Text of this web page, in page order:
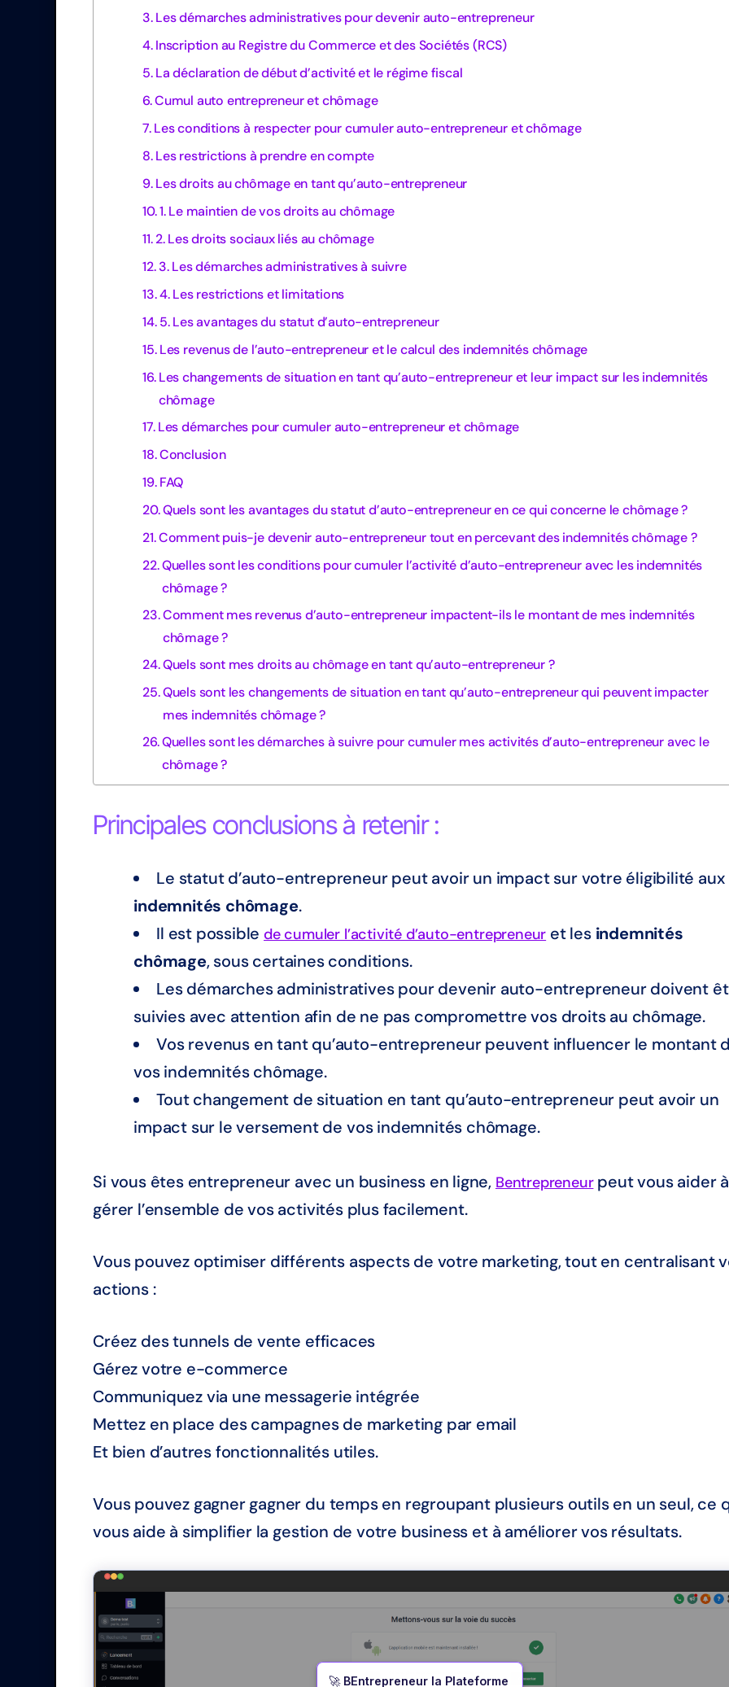
Les démarches administratives pour devenir auto-entrepreneur
Inscription au Registre du Commerce et des Sociétés (RCS)
La déclaration de début d’activité et le régime fiscal
Cumul auto entrepreneur et chômage
Les conditions à respecter pour cumuler auto-entrepreneur et chômage
Les restrictions à prendre en compte
Les droits au chômage en tant qu’auto-entrepreneur
1. Le maintien de vos droits au chômage
2. Les droits sociaux liés au chômage
3. Les démarches administratives à suivre
4. Les restrictions et limitations
5. Les avantages du statut d’auto-entrepreneur
Les revenus de l’auto-entrepreneur et le calcul des indemnités chômage
Les changements de situation en tant qu’auto-entrepreneur et leur impact sur les indemnités
chômage
Les démarches pour cumuler auto-entrepreneur et chômage
Conclusion
FAQ
Quels sont les avantages du statut d’auto-entrepreneur en ce qui concerne le chômage ?
Comment puis-je devenir auto-entrepreneur tout en percevant des indemnités chômage ?
Quelles sont les conditions pour cumuler l’activité d’auto-entrepreneur avec les indemnités
chômage ?
Comment mes revenus d’auto-entrepreneur impactent-ils le montant de mes indemnités
chômage ?
Quels sont mes droits au chômage en tant qu’auto-entrepreneur ?
Quels sont les changements de situation en tant qu’auto-entrepreneur qui peuvent impacter
mes indemnités chômage ?
Quelles sont les démarches à suivre pour cumuler mes activités d’auto-entrepreneur avec le
chômage ?
Principales conclusions à retenir :
Le statut d’auto-entrepreneur peut avoir un impact sur votre éligibilité aux
indemnités chômage.
Il est possiblede cumuler l’activité d’auto-entrepreneur et les indemnités
chômage, sous certaines conditions.
Les démarches administratives pour devenir auto-entrepreneur doivent
suivies avec attention afin de ne pas compromettre vos droits au chômage.
Vos revenus en tant qu’auto-entrepreneur peuvent influencer le montant
vos indemnités chômage.
Tout changement de situation en tant qu’auto-entrepreneur peut avoir un
impact sur le versement de vos indemnités chômage.
Si vous êtes entrepreneur avec un business en ligne, Bentrepreneurpeut vous aider à
gérer l’ensemble de vos activités plus facilement.
Vous pouvez optimiser différents aspects de votre marketing, tout en centralisant
actions :
Créez des tunnels de vente efficaces
Gérez votre e-commerce
Communiquez via une messagerie intégrée
Mettez en place des campagnes de marketing par email
Et bien d’autres fonctionnalités utiles.
Vous pouvez gagner gagner du temps en regroupant plusieurs outils en un seul, ce
vous aide à simplifier la gestion de votre business et à améliorer vos résultats.